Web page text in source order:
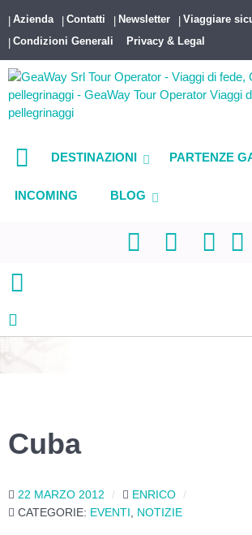
Azienda Contatti Newsletter
Viaggiare
Condizioni Generali
Privacy & Legal
DESTINAZIONI PARTENZE
INCOMING BLOG
Cuba
22 MARZO 2012
ENRICO
CATEGORIE: EVENTI NOTIZIE